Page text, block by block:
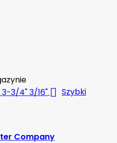
 Szybki
Company